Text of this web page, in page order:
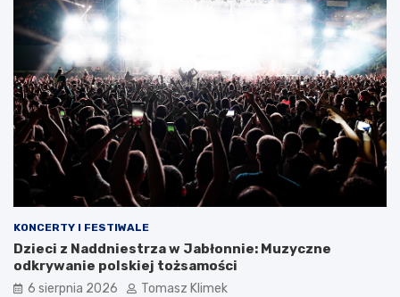
KONCERTY I FESTIWALE
Dzieci z Naddniestrza w Jabłonnie: Muzyczne
odkrywanie polskiej tożsamości
6 sierpnia 2026 Tomasz Klimek